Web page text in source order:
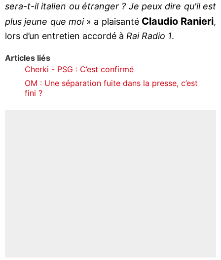
sera-t-il italien ou étranger ? Je peux dire qu'il est
plus jeune que moi» a plaisanté Claudio Ranieri,
lors d’un entretien accordé à Rai Radio 1.
Articles liés
Cherki - PSG : C’est confirmé
OM : Une séparation fuite dans la presse, c’est
fini ?